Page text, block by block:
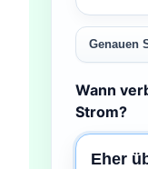
Genauen
Wann
Strom?
Eher